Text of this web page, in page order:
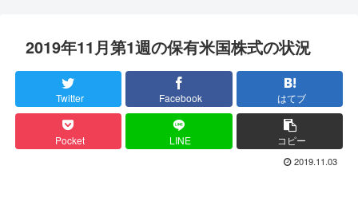
2019年11月第1週の保有米国株式の状況
Twitter Facebook はてブ
Pocket LINE コピー
2019.11.03